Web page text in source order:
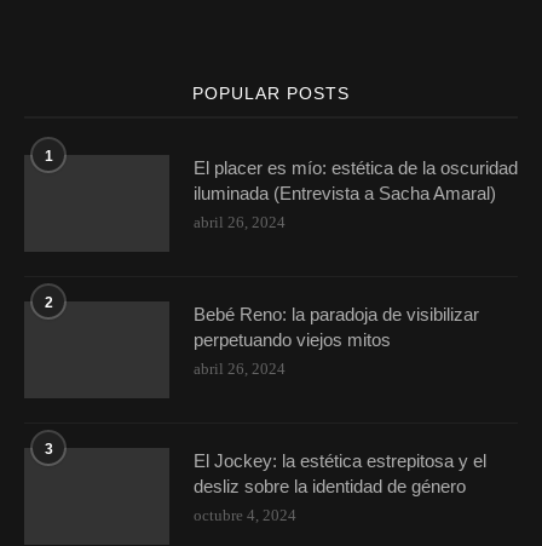
POPULAR POSTS
1
El placer es mío: estética de la oscuridad
iluminada (Entrevista a Sacha Amaral)
abril 26, 2024
2
Bebé Reno: la paradoja de visibilizar
perpetuando viejos mitos
abril 26, 2024
3
El Jockey: la estética estrepitosa y el
desliz sobre la identidad de género
octubre 4, 2024